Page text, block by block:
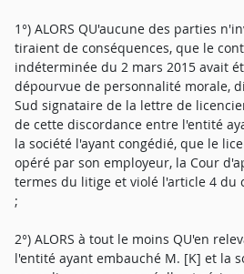
1°) ALORS QU'aucune des parties
tiraient de conséquences, que le
indéterminée du 2 mars 2015 avait
dépourvue de personnalité morale,
Sud signataire de la lettre de
de cette discordance entre l'entité
la société l'ayant congédié, que le
opéré par son employeur, la Cour
termes du litige et violé l'article 4 du
;
2°) ALORS à tout le moins QU'en
l'entité ayant embauché M. [K] et la